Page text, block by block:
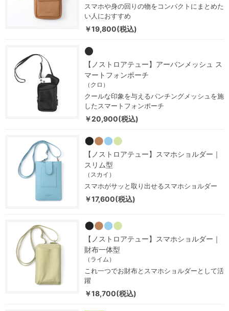
スマホや身の回りの物をコンパクトにまとめた
い人におすすめ
￥19,800(税込)
【ノストロアテュー】アーバンメッシュ ス
マートフォンポーチ
（クロ）
クールな印象を与えるパンチングメッシュを施
したスマートフォンポーチ
￥20,900(税込)
【ノストロアテュー】スマホショルダー｜
スリム型
（スカイ）
スマホがサッと取り出せるスマホショルダー
￥17,600(税込)
【ノストロアテュー】スマホショルダー｜
財布一体型
（ライム）
これ一つでお財布とスマホショルダーとして活
躍
￥18,700(税込)